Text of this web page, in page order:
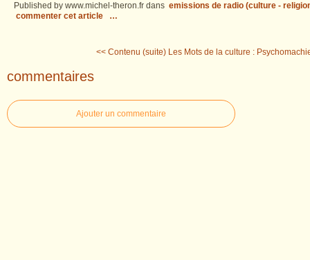
Published by www.michel-theron.fr dans emissions de radio (culture -
commenter cet article
…
<< Contenu (suite) Les Mots de la culture :
commentaires
Ajouter un commentaire